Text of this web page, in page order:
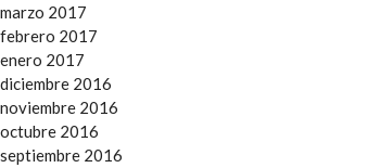
marzo 2017
febrero 2017
enero 2017
diciembre 2016
noviembre 2016
octubre 2016
septiembre 2016